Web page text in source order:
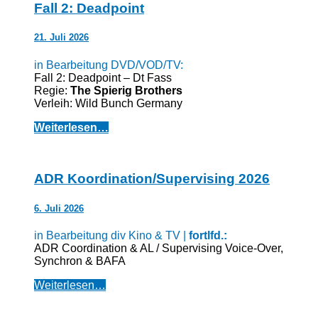
Fall 2: Deadpoint
21. Juli 2026
in Bearbeitung DVD/VOD/TV:
Fall 2: Deadpoint – Dt Fass
Regie: The Spierig Brothers
Verleih: Wild Bunch Germany
Weiterlesen…
ADR Koordination/Supervising 2026
6. Juli 2026
in Bearbeitung div Kino & TV | fortlfd.:
ADR Coordination & AL / Supervising Voice-Over,
Synchron & BAFA
Weiterlesen…